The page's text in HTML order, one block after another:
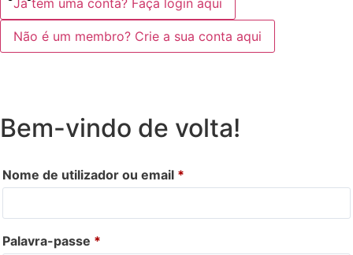
Não é um membro? Crie a sua conta aqui
Bem-vindo de volta!
Nome de utilizador ou email *
Palavra-passe *